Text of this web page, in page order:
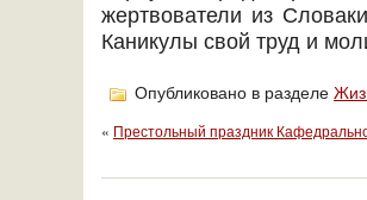
жертвователи из
Каникулы свой труд и
Опубликовано в разделе
« Престольный праздник